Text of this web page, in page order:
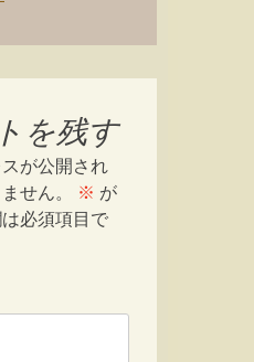
を残す
が公開され
せん。
※ が
必須項目で